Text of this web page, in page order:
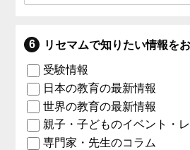
リセマムで知りたい情報を
受験情報
日本の教育の最新情報
世界の教育の最新情報
親子・子どものイベント・
専門家・先生のコラム